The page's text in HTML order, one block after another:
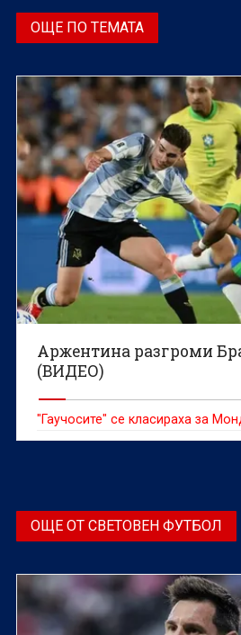
ОЩЕ ПО ТЕМАТА
Аржентина разгроми
(ВИДЕО)
"Гаучосите" се класираха за
ОЩЕ ОТ СВЕТОВЕН ФУТБОЛ